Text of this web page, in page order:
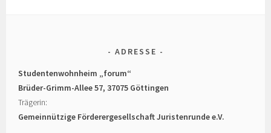
ADRESSE
Studentenwohnheim „forum“
Brüder-Grimm-Allee 57,37075 Göttingen
Trägerin:
Gemeinnützige Förderergesellschaft Juristenrunde e.V.